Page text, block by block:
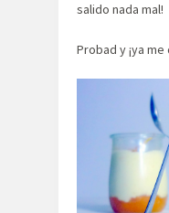
salido nada mal!
Probad y ¡ya